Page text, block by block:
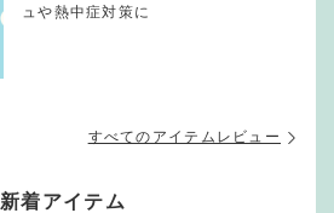
ュや熱中症対策に
すべてのアイテムレビュー
新着アイテム